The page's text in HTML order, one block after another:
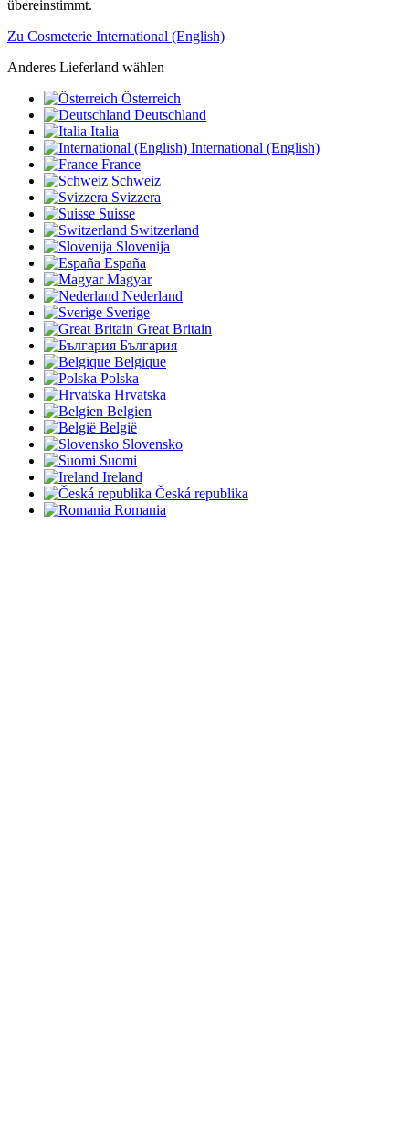
übereinstimmt.
Zu Cosmeterie International (English)
Anderes Lieferland wählen
Österreich
Deutschland
Italia
International (English)
France
Schweiz
Svizzera
Suisse
Switzerland
Slovenija
España
Magyar
Nederland
Sverige
Great Britain
България
Belgique
Polska
Hrvatska
Belgien
België
Slovensko
Suomi
Ireland
Česká republika
Romania